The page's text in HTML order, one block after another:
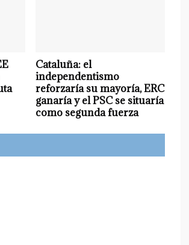
Cataluña: el
independentismo
reforzaría su mayoría, ERC
ganaría y el PSC se situaría
como segunda fuerza